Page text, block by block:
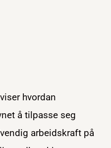
hvordan
å tilpasse seg
arbeidskraft på